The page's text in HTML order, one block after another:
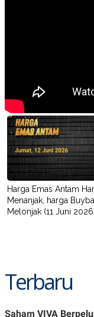
Harga Emas Antam
Menanjak, harga
Melonjak (11 Juni
Terbaru
Saham VIVA